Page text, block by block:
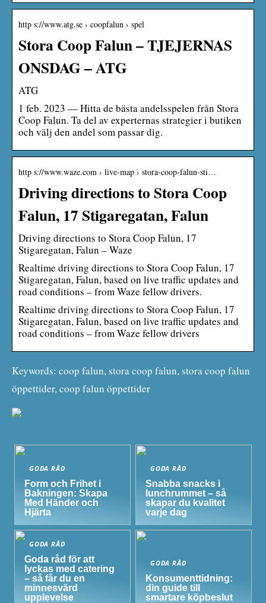
http s://www.atg.se › coopfalun › spel
Stora Coop Falun – TJEJERNAS
ONSDAG – ATG
ATG
1 feb. 2023 — Hitta de bästa andelsspelen från Stora
Coop Falun. Ta del av experternas strategier i butiken
och välj den andel som passar dig.
http s://www.waze.com › live-map › stora-coop-falun-sti…
Driving directions to Stora Coop
Falun, 17 Stigaregatan, Falun
Driving directions to Stora Coop Falun, 17
Stigaregatan, Falun – Waze
Realtime driving directions to Stora Coop Falun, 17
Stigaregatan, Falun, based on live traffic updates and
road conditions – from Waze fellow drivers.
Realtime driving directions to Stora Coop Falun, 17
Stigaregatan, Falun, based on live traffic updates and
road conditions – from Waze fellow drivers
Keywords: coop falun, stora coop falun, stora coop falun
öppettider, coop falun öppettider
GODA RÅD
Form och Frihet i
Bakningen: Skapa
Med Händer och
Hjärta
GODA RÅD
Snabba snacks i
lunchrummet – så
skapar du kvalitet
varje dag
GODA RÅD
Goda råd för att
lyckas med catering
– så får du en
minnesvärd
upplevelse
GODA RÅD
Konsumenttidning:
din guide till
smartare köpbeslut